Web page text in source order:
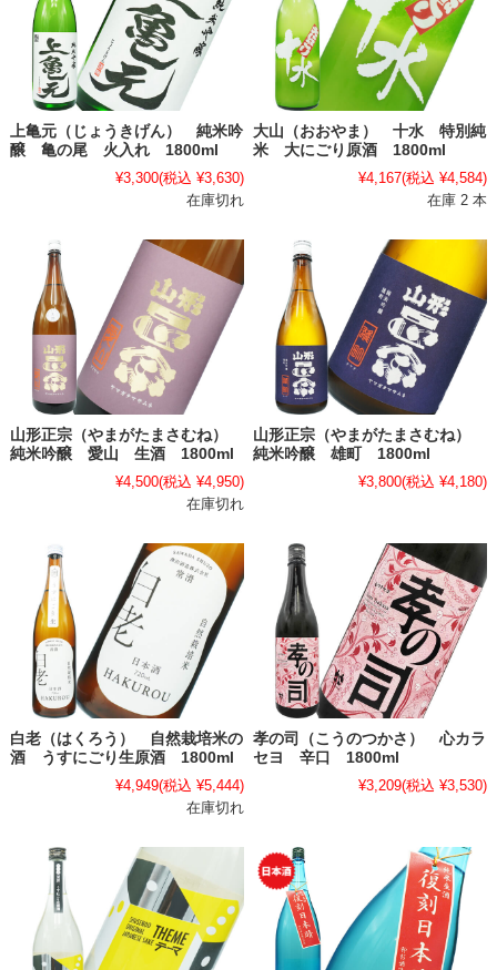
上亀元（じょうきげん） 純米吟
醸 亀の尾 火入れ 1800ml
¥3,300(税込 ¥3,630)
在庫切れ
大山（おおやま） 十水 特別純
米 大にごり原酒 1800ml
¥4,167(税込 ¥4,584)
在庫 2 本
山形正宗（やまがたまさむね）
純米吟醸 愛山 生酒 1800ml
¥4,500(税込 ¥4,950)
在庫切れ
山形正宗（やまがたまさむね）
純米吟醸 雄町 1800ml
¥3,800(税込 ¥4,180)
白老（はくろう） 自然栽培米の
酒 うすにごり生原酒 1800ml
¥4,949(税込 ¥5,444)
在庫切れ
孝の司（こうのつかさ） 心カラ
セヨ 辛口 1800ml
¥3,209(税込 ¥3,530)